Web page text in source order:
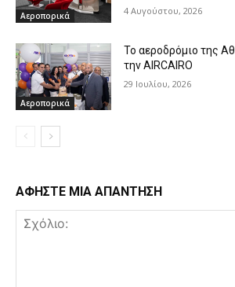
Αεροπορικά 4 Αυγούστου, 2026
Αεροπορικά
Το αεροδρόμιο της
την AIRCAIRO
29 Ιουλίου, 2026
ΑΦΗΣΤΕ ΜΙΑ ΑΠΑΝΤΗΣΗ